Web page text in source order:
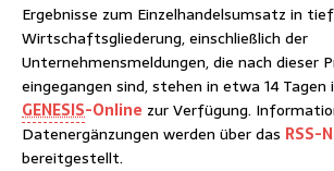
Ergebnisse zum Einzelhandelsumsatz in
Wirtschaftsgliederung, einschließlich der
Unternehmensmeldungen, die nach dieser
eingegangen sind, stehen in etwa 14
GENESIS-Online zur Verfügung.
Datenergänzungen werden über das RSS-
bereitgestellt.